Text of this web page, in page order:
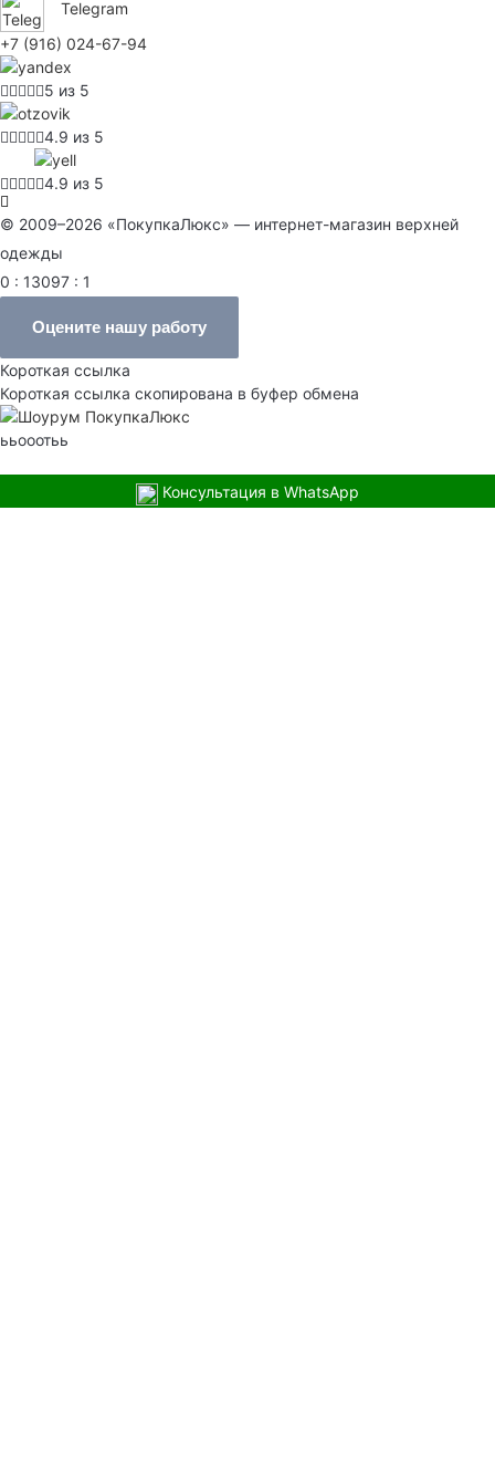
Telegram
+7 (916) 024-67-94
5 из 5
4.9 из 5
4.9 из 5
© 2009–2026 «ПокупкаЛюкс» — интернет-магазин верхней
одежды
0 : 13097 : 1
Оцените нашу работу
Короткая ссылка
Короткая ссылка скопирована в буфер обмена
ььооотьь
Консультация в WhatsApp